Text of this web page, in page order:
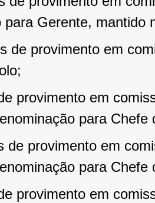
para Gerente, mantido
de provimento em
provimento em
para
de provimento em
para
provimento em